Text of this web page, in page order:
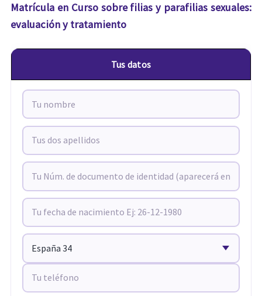
Matrícula en Curso sobre filias y parafilias sexuales:
evaluación y tratamiento
Tus datos